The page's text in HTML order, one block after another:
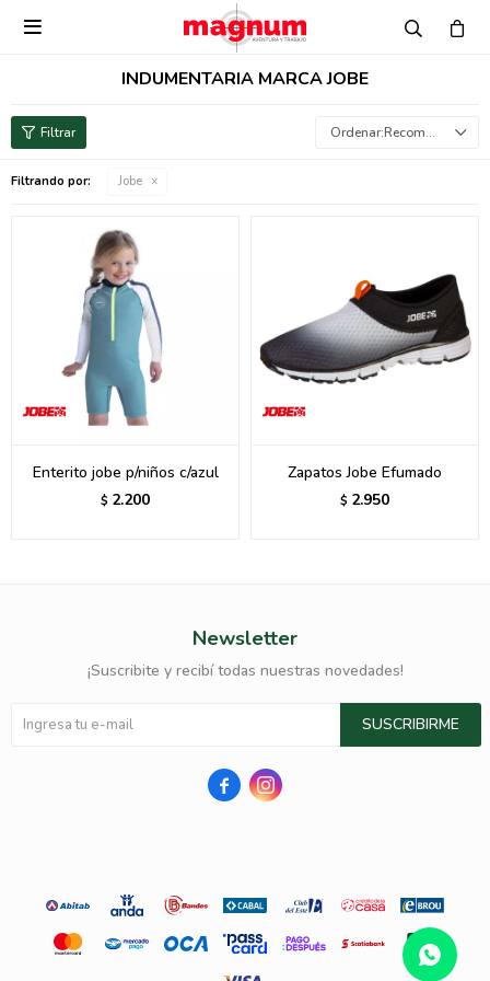

INDUMENTARIA MARCA JOBE
Recomendados
Filtrando por: Jobe
Enterito jobe p/niños c/azul
$ 2.200
Zapatos Jobe Efumado
$ 2.950
Newsletter
¡Suscribite y recibí todas nuestras novedades!
SUSCRIBIRME
 